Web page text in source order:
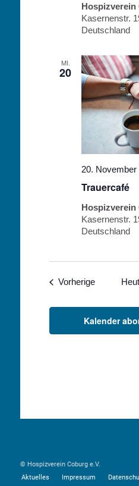
Hospizverein
Kasernenstr.
Deutschland
MI.
20
Trauercafé
20. November
Hospizverein
Kasernenstr.
Deutschland
Vorherige
Kalender
© Hospizverein Coburg e.V.
Aktuelles
Impressum